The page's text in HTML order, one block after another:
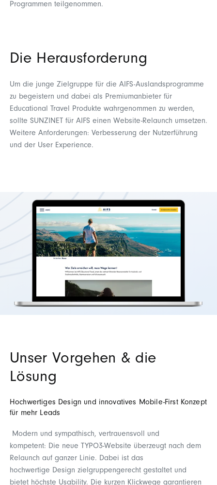
Programmen teilgenommen.
Die Herausforderung
Um die junge Zielgruppe für die AIFS-Auslandsprogramme
zu begeistern und dabei als Premiumanbieter für
Educational Travel Produkte wahrgenommen zu werden,
sollte SUNZINET für AIFS einen Website-Relaunch umsetzen.
Weitere Anforderungen: Verbesserung der Nutzerführung
und der User Experience.
Unser Vorgehen & die
Lösung
Hochwertiges Design und innovatives Mobile-First Konzept
für mehr Leads
Modern und sympathisch, vertrauensvoll und
kompetent: Die neue TYPO3-Website überzeugt nach dem
Relaunch auf ganzer Linie. Dabei ist das
hochwertige Design zielgruppengerecht gestaltet und
bietet höchste Usability. Die kurzen Klickwege garantieren